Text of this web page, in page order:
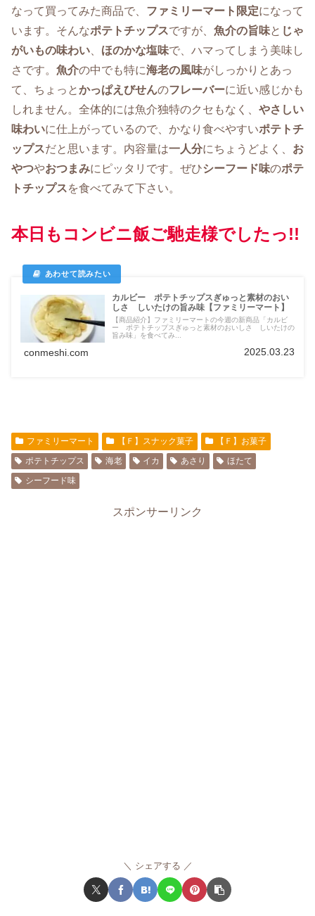
なって買ってみた商品で、 ファミリーマート限定になって
います。そんなポテトチップスですが、 魚介の旨味と じゃ
がいもの味わい
ほのかな塩味で、ハマってしまう美味し
さです。 魚介の中でも特に海老の風味がしっかりとあっ
て、ちょっとかっぱえびせんのフレーバーに近い感じかも
しれません。全体的には魚介独特のクセもなく、 やさしい
味わいに仕上がっているので、かなり食べやすいポテトチ
ップスだと思います。内容量は一人分にちょうどよく、 お
やつやおつまみにピッタリです。ぜひシーフード味のポテ
トチップスを食べてみて下さい。
本日もコンビニ飯ご馳走様でしたっ!!
カルビー ポテトチップスぎゅっと素材のおい
しさ しいたけの旨み味【ファミリーマート】
【商品紹介】ファミリーマートの今週の新商品「カルビ
ー ポテトチップスぎゅっと素材のおいしさ しいたけの
旨み味」を食べてみ...
conmeshi.com 2025.03.23
ファミリーマート 【Ｆ】スナック菓子
【Ｆ】お菓子
ポテトチップス
海老 イカ あさり
ほたて
シーフード味
スポンサーリンク
シェアする